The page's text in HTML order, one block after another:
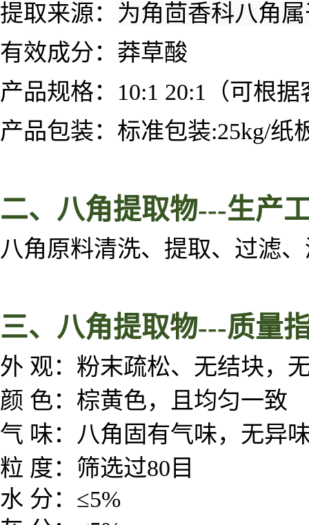
提取来源： 为角茴香科八角
有效成分：莽草酸
产品规格： 10:1 20:1
（可根
产品包装：标准包装:25kg/纸
二、 八角提取物---生产
八角原料清洗、提取、过滤
三、 八角提取物---质量
外 观：粉末疏松、无结块，
颜 色：棕黄色，且均匀一致
气 味：八角固有气味，无异
粒 度：筛选过80目
水 分：≤5%